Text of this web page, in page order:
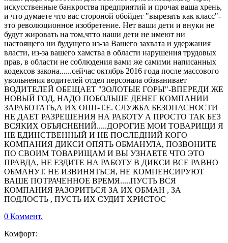
искусственные банкроства предприятий и прочая ваша хрень,
и что думаете что вас стороной обойдет "вырезать как класс"-
это революционное изобретение. Нет ваши дети и внуки не
будут жировать на том,чтто наши дети не имеют ни
настоящего ни будущего из-за Вашего захвата и удержания
власти, из-за вашего хамства в области нарушения трудовых
прав, в области не соблюдения вами же самими написанных
кодексов закона......сейчас октябрь 2016 года после массового
увольнения водителей отдел персонала обзванивает
ВОДИТЕЛЕЙ ОБЕЩАЕТ "ЗОЛОТЫЕ ГОРЫ"-ВПЕРЕДИ ЖЕ
НОВЫЙ ГОД, НАДО ПОБОЛЬШЕ ДЕНЕГ КОМПАНИИ
ЗАРАБОТАТЬ,А ИХ ОПП-Т.Е. СЛУЖБА БЕЗОПАСНОСТИ
НЕ ДАЕТ РАЗРЕШЕНИЯ НА РАБОТУ А ПРОСТО ТАК БЕЗ
ВСЯКИХ ОБЪЯСНЕНИЙ.....ДОРОГИЕ МОИ ТОВАРИЩИ Я
НЕ ЕДИНСТВЕННЫЙ И НЕ ПОСЛЕДНИЙ КОГО
КОМПАНИЯ ДИКСИ ОПЯТЬ ОБМАНУЛА, ПОЗВОНИТЕ
ПО СВОИМ ТОВАРИЩАМ И ВЫ УЗНАЕТЕ ЧТО ЭТО
ПРАВДА, НЕ ЕЗДИТЕ НА РАБОТУ В ДИКСИ ВСЕ РАВНО
ОБМАНУТ. НЕ ИЗВИНЯТЬСЯ, НЕ КОМПЕНСИРУЮТ
ВАШЕ ПОТРАЧЕННОЕ ВРЕМЯ.....ПУСТЬ ВСЯ
КОМПАНИЯ РАЗОРИТЬСЯ ЗА ИХ ОБМАН , ЗА
ПОДЛОСТЬ , ПУСТЬ ИХ СУДИТ ХРИСТОС
0 Коммент.
Комфорт: